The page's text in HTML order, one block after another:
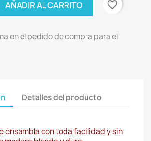
AÑADIR AL CARRITO
favorite_border
en el pedido de compra para el
Detalles del producto
ensambla con toda facilidad y sin